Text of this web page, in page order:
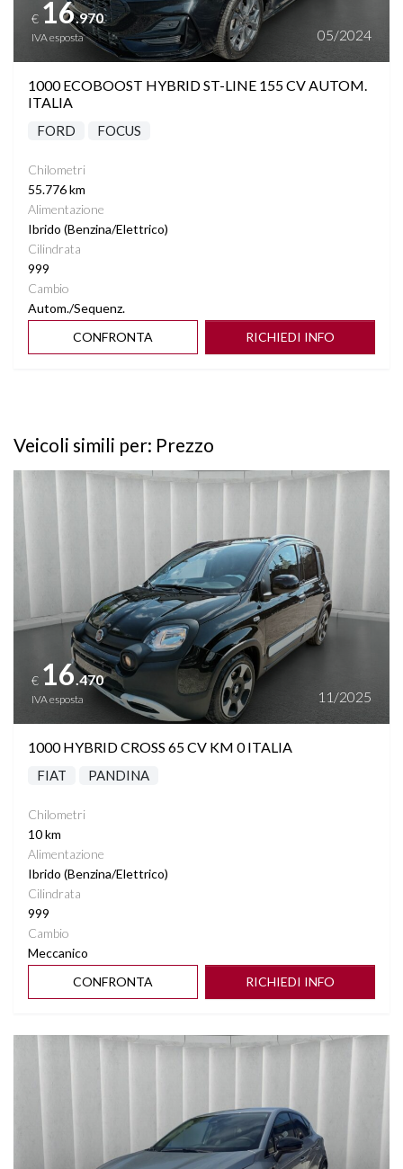
TASCHE SU RETROSCHIENALI SEDILI
€ 16.970
IVA esposta 05/2024
1000 ECOBOOST HYBRID ST-LINE 155 CV AUTOM.
ITALIA
FORD FOCUS
Chilometri
55.776 km
Alimentazione
Ibrido (Benzina/Elettrico)
Cilindrata
999
Cambio
Autom./Sequenz.
CONFRONTA
RICHIEDI INFO
Veicoli simili per: Prezzo
Vedi dettagli
€ 16 .470
IVA esposta 11/2025
1000 HYBRID CROSS 65 CV KM 0 ITALIA
FIAT PANDINA
Chilometri
10 km
Alimentazione
Ibrido (Benzina/Elettrico)
Cilindrata
999
Cambio
Meccanico
CONFRONTA
RICHIEDI INFO